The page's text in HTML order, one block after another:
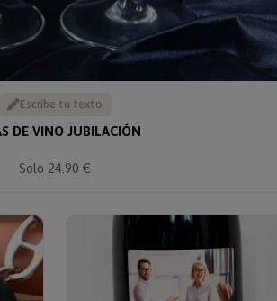
Escribe tu texto
DE VINO JUBILACIÓN
Solo 24.90 €